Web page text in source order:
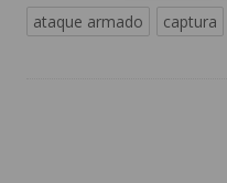
ataque armado
captura